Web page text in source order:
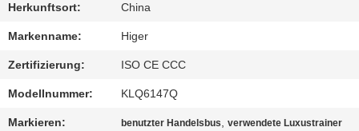
MIT
UNS
IN
VERBINDUNG
Herkunftsort: China
Markenname: Higer
Zertifizierung: ISO CE CCC
Modellnummer: KLQ6147Q
Markieren: benutzter Handelsbus,verwendete Luxustrainer